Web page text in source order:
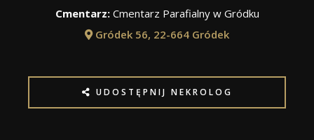
Cmentarz:Cmentarz Parafialny w Gródku
Gródek 56, 22-664 Gródek
UDOSTĘPNIJ NEKROLOG